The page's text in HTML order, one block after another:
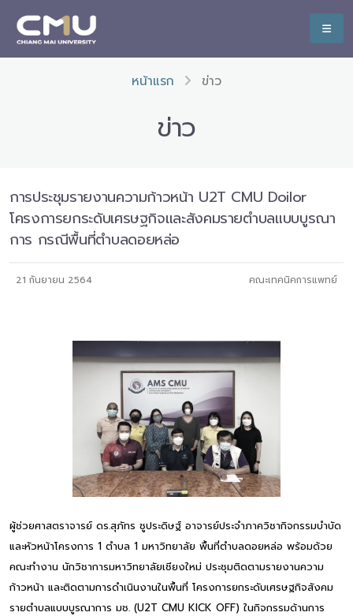
หน้าแรก ข่าว
ข่าว
การประชุมรายงานความก้าวหน้า U2T CMU Doilor
โครงการยกระดับเศรษฐกิจและสังคมรายตำบลแบบบูรณา
การ กรณีพื้นที่ตำบลดอยหล่อ
21 กันยายน 2564 คณะเทคนิคการแพทย์
ผู้ช่วยศาสตราจารย์ ดร.สุภัทร ชูประดิษฐ์ อาจารย์ประจำภาควิชากิจกรรมบำบัด
และหัวหน้าโครงการ 1 ตำบล 1 มหาวิทยาลัย พื้นที่ตำบลดอยหล่อ พร้อมด้วย
คณะทำงาน นักวิชาการมหาวิทยาลัยเชียงใหม่ ประชุมติดตามรายงานความ
ก้าวหน้า และติดตามการดำเนินงานในพื้นที่ โครงการยกระดับเศรษฐกิจสังคม
รายตำบลแบบบูรณาการ มช. (U2T CMU KICK OFF) ในกิจกรรมด้านการ